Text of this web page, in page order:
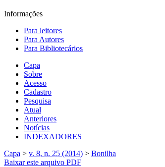
Informações
Para leitores
Para Autores
Para Bibliotecários
Capa
Sobre
Acesso
Cadastro
Pesquisa
Atual
Anteriores
Notícias
INDEXADORES
Capa > v. 8, n. 25 (2014) > Bonilha
Baixar este arquivo PDF